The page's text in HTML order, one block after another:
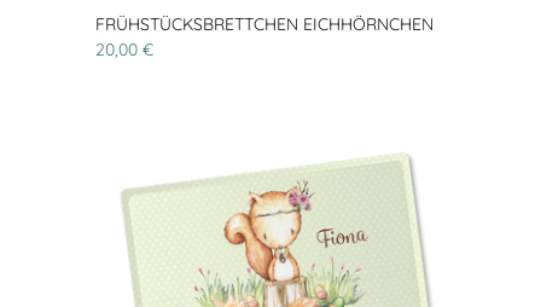
FRÜHSTÜCKSBRETTCHEN EICHHÖRNCHEN
20,00 €